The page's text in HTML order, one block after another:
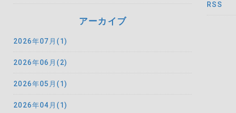
アーカイブ
2026年07月(1)
2026年06月(2)
2026年05月(1)
2026年04月(1)
RSS